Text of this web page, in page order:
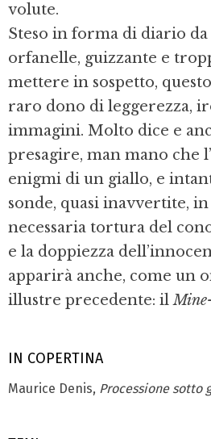
IN COPERTINA
Maurice Denis, Processione sotto
volute.
Steso in forma di diario
orfanelle, guizzante e
mettere in sospetto,
raro dono di leggerezza,
immagini. Molto dice e
presagire, man mano che
enigmi di un giallo, e
sonde, quasi inavvertite,
necessaria tortura del
e la doppiezza
apparirà anche, come un
illustre precedente: il